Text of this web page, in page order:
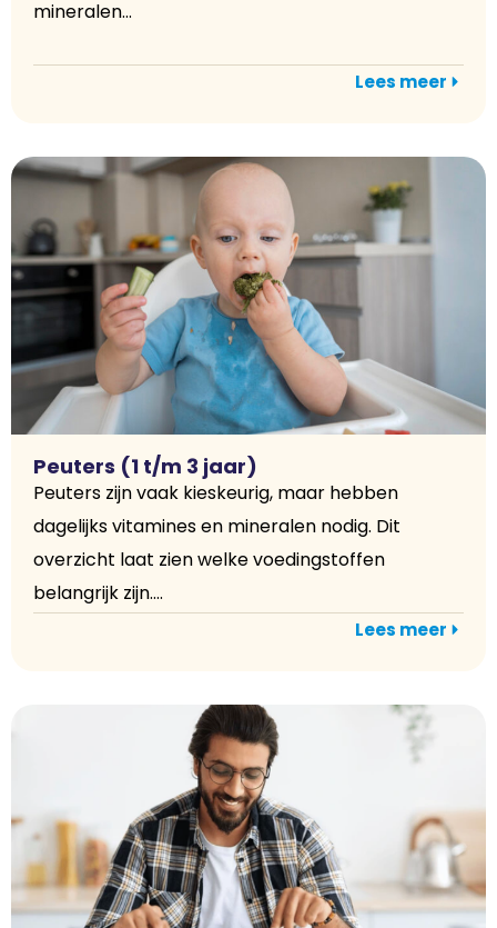
mineralen...
Lees meer
Peuters (1 t/m 3 jaar)
Peuters zijn vaak kieskeurig, maar hebben
dagelijks vitamines en mineralen nodig. Dit
overzicht laat zien welke voedingstoffen
belangrijk zijn....
Lees meer